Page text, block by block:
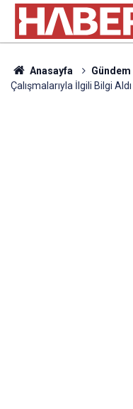
Anasayfa Gündem
Çalışmalarıyla İlgili Bilgi Aldı